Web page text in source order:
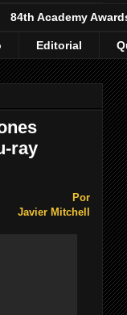
84th Academy
Editorial
ray
Por
Javier Mitchell